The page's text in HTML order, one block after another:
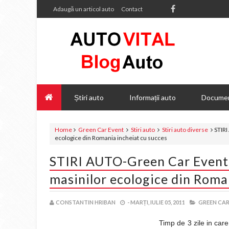
Adaugă un articol auto Contact
Știri auto Informații auto
Home Green Car Event Stiri auto Stiri auto diverse
ecologice din Romania incheiat cu succes
STIRI AUTO-Green Car
masinilor ecologice din
CONSTANTIN HRIBAN -MARȚI, IULIE 05, 2011 GREEN
Timp de 3 zile in